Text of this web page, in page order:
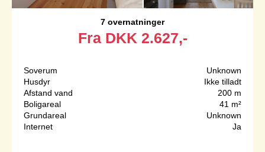
7 overnatninger
Fra DKK 2.627,-
Soverum
Unknown
Husdyr
Ikke tilladt
Afstand vand
200 m
Boligareal
41 m²
Grundareal
Unknown
Internet
Ja